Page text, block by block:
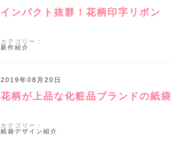
インパクト抜群！花柄印字リボン
カテゴリー：
新作紹介
花柄が上品な化粧品ブランドの紙袋
2019年08月20日
カテゴリー：
紙袋デザイン紹介